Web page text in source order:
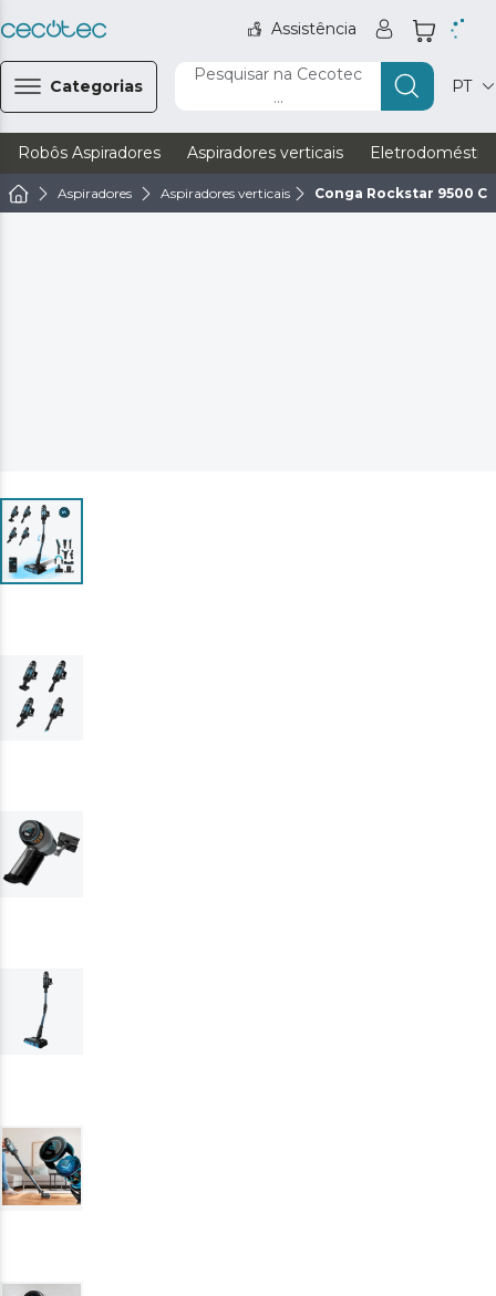
Assistência
Categorias
Pesquisar na Cecotec
...
PT
Robôs Aspiradores Aspiradores verticais
Aspiradores Aspiradores verticais Conga Rockstar 9500